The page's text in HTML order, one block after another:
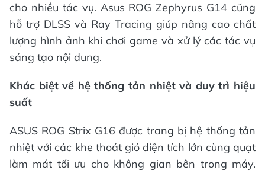
cho nhiều tác vụ. Asus ROG Zephyrus G14 cũng
hỗ trợ DLSS và Ray Tracing giúp nâng cao chất
lượng hình ảnh khi chơi game và xử lý các tác vụ
sáng tạo nội dung.
Khác biệt về hệ thống tản nhiệt và duy trì hiệu
suất
ASUS ROG Strix G16 được trang bị hệ thống tản
nhiệt với các khe thoát gió diện tích lớn cùng quạt
làm mát tối ưu cho không gian bên trong máy.